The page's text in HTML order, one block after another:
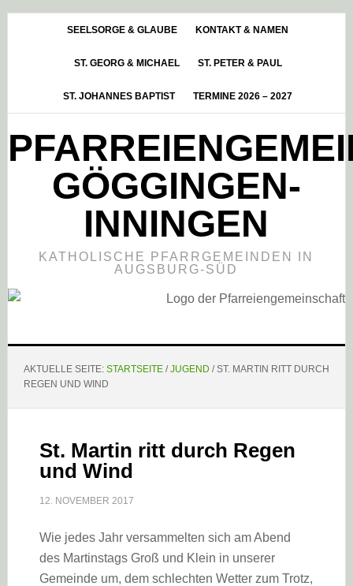
HauptsidebarSEELSORGE & GLAUBE KONTAKT & NAMEN
ST. GEORG & MICHAEL ST. PETER & PAUL
ST. JOHANNES BAPTIST TERMINE 2026 – 2027
GÖGGINGEN-
INNINGEN
KATHOLISCHE PFARRGEMEINDEN IN
AUGSBURG-SÜD
AKTUELLE SEITE: STARTSEITE / JUGEND /ST. MARTIN RITT DURCH
REGEN UND WIND
St. Martin ritt durch Regen
und Wind
12. NOVEMBER 2017
Wie jedes Jahr versammelten sich am Abend
des Martinstags Groß und Klein in unserer
Gemeinde um, dem schlechten Wetter zum Trotz,